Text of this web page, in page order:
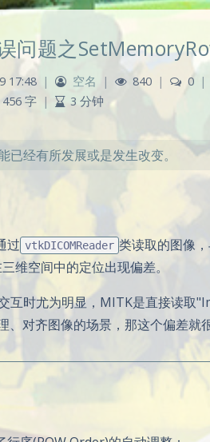
问题之
17:48 | 空名 | 840 | 0 |
456 字 | 3 分钟
经有所发展或是发生改变。
过 vtkDICOMReader 类读取的图像
空间中的定位出现偏差。
互时尤为明显，MITK是直接读取
对齐图像的场景，那这个偏差就很